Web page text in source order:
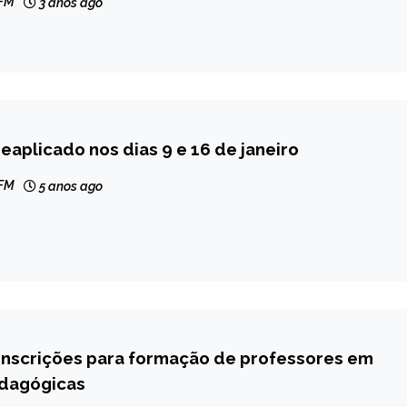
nos dias 9 e 16 de janeiro
5 anos ago
para formação de professores em